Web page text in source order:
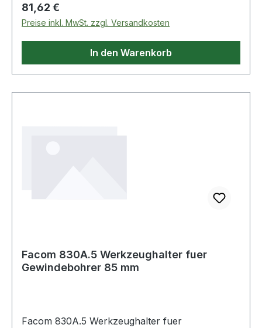
Regulärer Preis:
81,62 €
Preise inkl. MwSt. zzgl. Versandkosten
In den Warenkorb
Facom 830A.5 Werkzeughalter fuer
Gewindebohrer 85 mm
Facom 830A.5 Werkzeughalter fuer